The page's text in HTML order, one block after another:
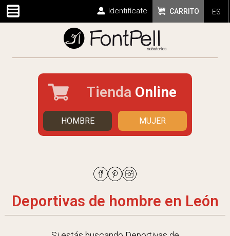
ES
CARRITO
Identifícate
Tienda Online
HOMBRE MUJER
Deportivas de hombre en León